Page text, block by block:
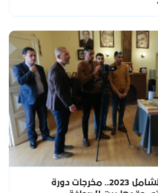
ضمن برنامج الصحفي الشامل 2023.. مخرجات دورة